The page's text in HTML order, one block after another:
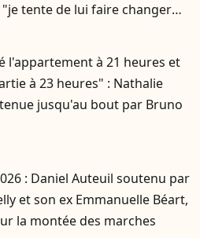
tente de lui faire changer
l'appartement à 21 heures et
à 23 heures" : Nathalie
jusqu'au bout par Bruno
: Daniel Auteuil soutenu par
et son ex Emmanuelle Béart,
la montée des marches